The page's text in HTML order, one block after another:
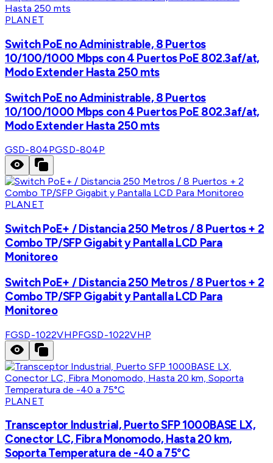
PLANET
Switch PoE no Administrable, 8 Puertos
10/100/1000 Mbps con 4 Puertos PoE 802.3af/at,
Modo Extender Hasta 250 mts
Switch PoE no Administrable, 8 Puertos
10/100/1000 Mbps con 4 Puertos PoE 802.3af/at,
Modo Extender Hasta 250 mts
GSD-804PGSD-804P
PLANET
Switch PoE+ / Distancia 250 Metros / 8 Puertos + 2
Combo TP/SFP Gigabit y Pantalla LCD Para
Monitoreo
Switch PoE+ / Distancia 250 Metros / 8 Puertos + 2
Combo TP/SFP Gigabit y Pantalla LCD Para
Monitoreo
FGSD-1022VHPFGSD-1022VHP
PLANET
Transceptor Industrial, Puerto SFP 1000BASE LX,
Conector LC, Fibra Monomodo, Hasta 20 km,
Soporta Temperatura de -40 a 75°C